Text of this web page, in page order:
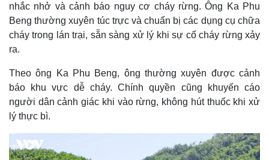
nhắc nhở và cảnh báo nguy cơ cháy rừng. Ông Ka Phu
Beng thường xuyên túc trực và chuẩn bị các dụng cụ chữa
cháy trong lán trại, sẵn sàng xử lý khi sự cố cháy rừng xảy
ra.
Theo ông Ka Phu Beng, ông thường xuyên được cảnh
báo khu vực dễ cháy. Chính quyền cũng khuyến cáo
người dân cảnh giác khi vào rừng, không hút thuốc khi xử
lý thực bì.